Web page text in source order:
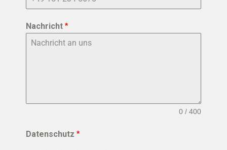
Nachricht*
0 / 400
Datenschutz*